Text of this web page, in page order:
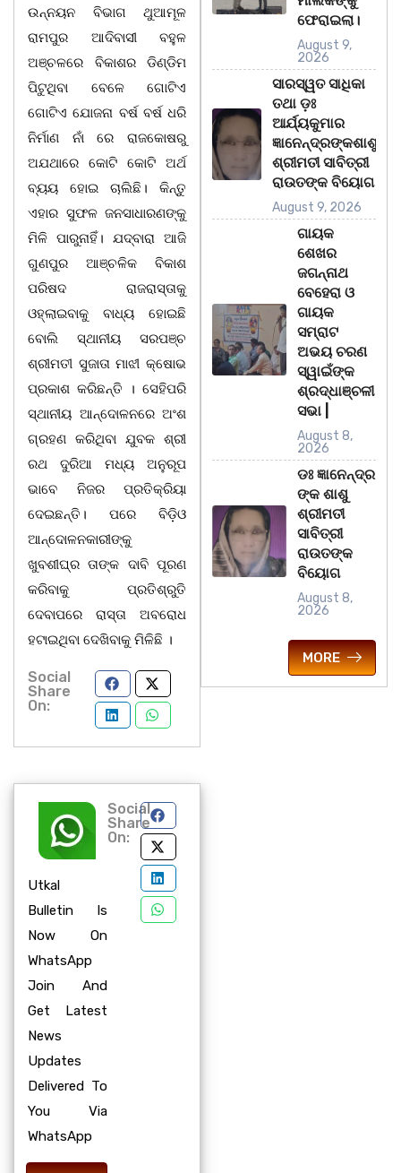
ଉନ୍ନୟନ ବିଭାଗ ଥୁଆମୂଳ
ରାମପୁର ଆଦିବାସୀ ବହୁଳ
ଅଞ୍ଚଳରେ ବିକାଶର ଡିଣ୍ଡିମ
ପିଟୁଥିବା ବେଳେ ଗୋଟିଏ
ଗୋଟିଏ ଯୋଜନା ବର୍ଷ ବର୍ଷ ଧରି
ନିର୍ମାଣ ନାଁ ରେ ରାଜକୋଷରୁ
ଅଯଥାରେ କୋଟି କୋଟି ଅର୍ଥ
ବ୍ୟୟ ହୋଇ ଚାଲିଛି। କିନ୍ତୁ
ଏହାର ସୁଫଳ ଜନସାଧାରଣଙ୍କୁ
ମିଳି ପାରୁନାହିଁ। ଯଦ୍ବାରା ଆଜି
ଗୁଣପୁର ଆଞ୍ଚଳିକ ବିକାଶ
ପରିଷଦ ରାଜରାସ୍ତାକୁ
ଓହ୍ଲାଇବାକୁ ବାଧ୍ୟ ହୋଇଛି
ବୋଲି ସ୍ଥାନୀୟ ସରପଞ୍ଚ
ଶ୍ରୀମତୀ ସୁଜାତା ମାଝୀ କ୍ଷୋଭ
ପ୍ରକାଶ କରିଛନ୍ତି । ସେହିପରି
ସ୍ଥାନୀୟ ଆନ୍ଦୋଳନରେ ଅଂଶ
ଗ୍ରହଣ କରିଥିବା ଯୁବକ ଶ୍ରୀ
ରଥ ଦୁରିଆ ମଧ୍ୟ ଅନୁରୂପ
ଭାବେ ନିଜର ପ୍ରତିକ୍ରିୟା
ଦେଇଛନ୍ତି। ପରେ ବିଡ଼ିଓ
ଆନ୍ଦୋଳନକାରୀଙ୍କୁ
ଖୁବଶୀଘ୍ର ତାଙ୍କ ଦାବି ପୂରଣ
କରିବାକୁ ପ୍ରତିଶ୍ରୁତି
ଦେବାପରେ ରାସ୍ତା ଅବରୋଧ
ହଟାଇଥିବା ଦେଖିବାକୁ ମିଳିଛି ।
Social
Share
On:
Utkal
Bulletin Is
Now On
WhatsApp
Join And
Get Latest
News
Updates
Delivered To
You Via
WhatsApp
Social
Share
On:
ଫେରାଇଲା।
August 9,
2026
ସାରସ୍ୱତ ସାଧିକା
ତଥା ଡ଼ଃ
ଆର୍ଯ୍ୟକୁମାର
ଜ୍ଞାନେନ୍ଦ୍ରଙ୍କଶାଶୁ
ଶ୍ରୀମତୀ ସାବିତ୍ରୀ
ରାଉତଙ୍କ ବିୟୋଗ
August 9, 2026
ଗାୟକ
ଶେଖର
ଜଗନ୍ନାଥ
ବେହେରା ଓ
ଗାୟକ
ସମ୍ରାଟ
ଅଭୟ ଚରଣ
ସ୍ୱାଇଁଙ୍କ
ଶ୍ରଦ୍ଧାଞ୍ଚଳୀ
ସଭା |
August 8,
2026
ଡଃ ଜ୍ଞାନେନ୍ଦ୍ର
ଙ୍କ ଶାଶୁ
ଶ୍ରୀମତୀ
ସାବିତ୍ରୀ
ରାଉତଙ୍କ
ବିୟୋଗ
August 8,
2026
MORE